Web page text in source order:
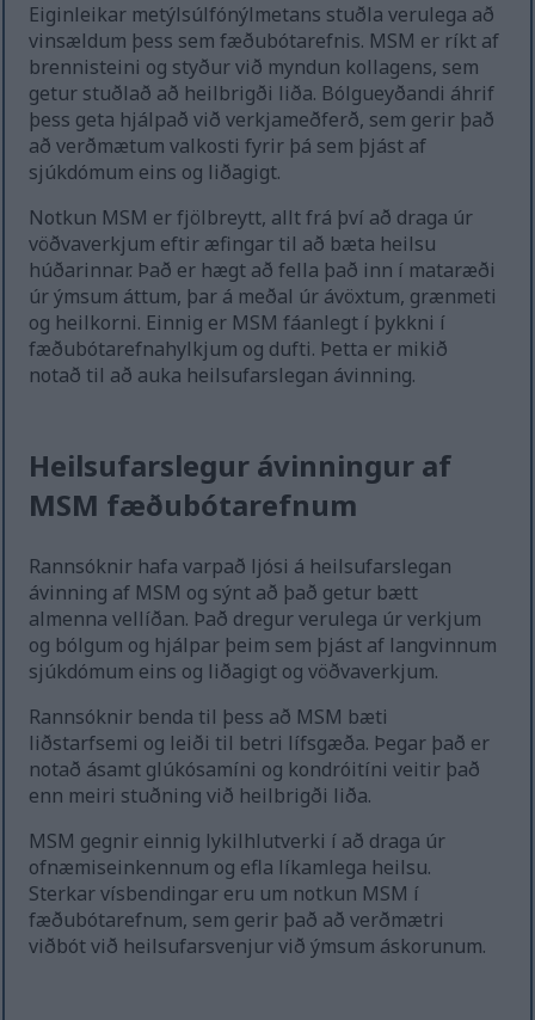
Eiginleikar metýlsúlfónýlmetans stuðla verulega að
vinsældum þess sem fæðubótarefnis. MSM er ríkt af
brennisteini og styður við myndun kollagens, sem
getur stuðlað að heilbrigði liða. Bólgueyðandi áhrif
þess geta hjálpað við verkjameðferð, sem gerir það
að verðmætum valkosti fyrir þá sem þjást af
sjúkdómum eins og liðagigt.
Notkun MSM er fjölbreytt, allt frá því að draga úr
vöðvaverkjum eftir æfingar til að bæta heilsu
húðarinnar. Það er hægt að fella það inn í mataræði
úr ýmsum áttum, þar á meðal úr ávöxtum, grænmeti
og heilkorni. Einnig er MSM fáanlegt í þykkni í
fæðubótarefnahylkjum og dufti. Þetta er mikið
notað til að auka heilsufarslegan ávinning.
Heilsufarslegur ávinningur af
MSM fæðubótarefnum
Rannsóknir hafa varpað ljósi á heilsufarslegan
ávinning af MSM og sýnt að það getur bætt
almenna vellíðan. Það dregur verulega úr verkjum
og bólgum og hjálpar þeim sem þjást af langvinnum
sjúkdómum eins og liðagigt og vöðvaverkjum.
Rannsóknir benda til þess að MSM bæti
liðstarfsemi og leiði til betri lífsgæða. Þegar það er
notað ásamt glúkósamíni og kondróitíni veitir það
enn meiri stuðning við heilbrigði liða.
MSM gegnir einnig lykilhlutverki í að draga úr
ofnæmiseinkennum og efla líkamlega heilsu.
Sterkar vísbendingar eru um notkun MSM í
fæðubótarefnum, sem gerir það að verðmætri
viðbót við heilsufarsvenjur við ýmsum áskorunum.